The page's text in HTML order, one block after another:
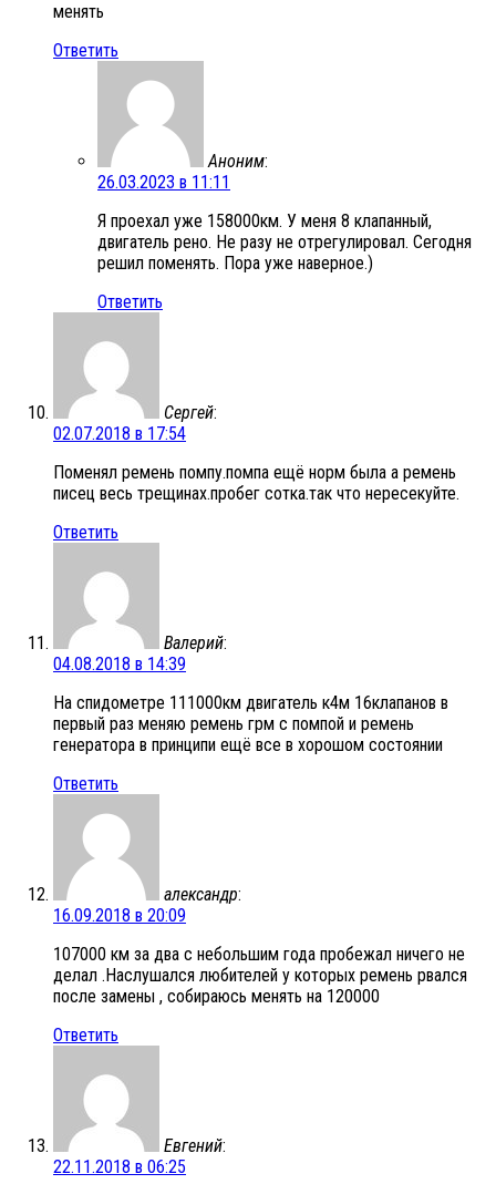
менять
Ответить
Аноним:
26.03.2023 в 11:11
Я проехал уже 158000км. У меня 8 клапанный,
двигатель рено. Не разу не отрегулировал. Сегодня
решил поменять. Пора уже наверное.)
Ответить
Сергей:
02.07.2018 в 17:54
Поменял ремень помпу.помпа ещё норм была а ремень
писец весь трещинах.пробег сотка.так что нересекуйте.
Ответить
Валерий:
04.08.2018 в 14:39
На спидометре 111000км двигатель к4м 16клапанов в
первый раз меняю ремень грм с помпой и ремень
генератора в принципи ещё все в хорошом состоянии
Ответить
александр:
16.09.2018 в 20:09
107000 км за два с небольшим года пробежал ничего не
делал .Наслушался любителей у которых ремень рвался
после замены , собираюсь менять на 120000
Ответить
Евгений:
22.11.2018 в 06:25